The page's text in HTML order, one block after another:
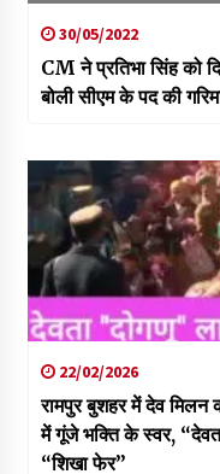
30/05/2022
CM ने प्रतिभा सिंह को
बोली सीएम के पद की
22/02/2026
रामपुर बुशहर में देव
में गूंजे भक्ति के स्वर,
“शिखा फेर”